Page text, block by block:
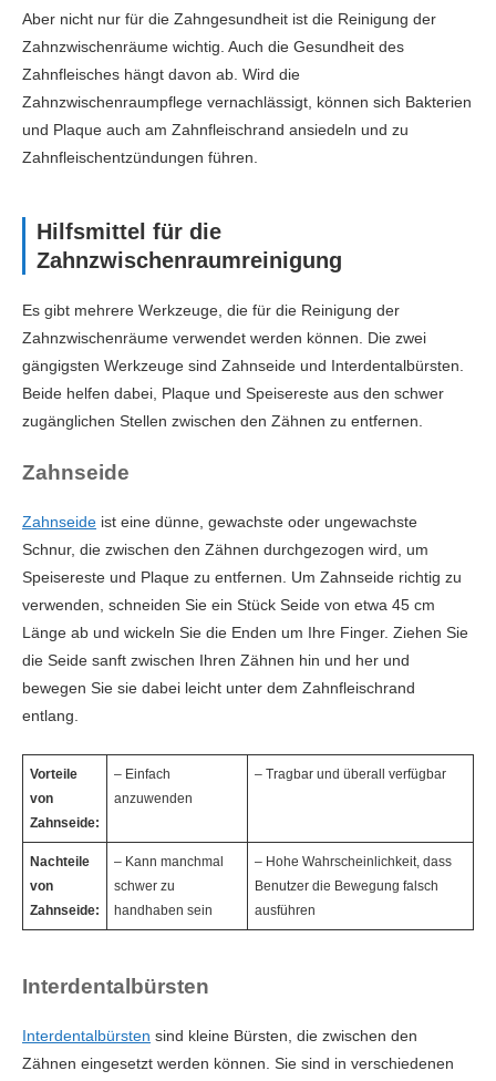
Aber nicht nur für die Zahngesundheit ist die Reinigung der
Zahnzwischenräume wichtig. Auch die Gesundheit des
Zahnfleisches hängt davon ab. Wird die
Zahnzwischenraumpflege vernachlässigt, können sich Bakterien
und Plaque auch am Zahnfleischrand ansiedeln und zu
Zahnfleischentzündungen führen.
Hilfsmittel für die
Zahnzwischenraumreinigung
Es gibt mehrere Werkzeuge, die für die Reinigung der
Zahnzwischenräume verwendet werden können. Die zwei
gängigsten Werkzeuge sind Zahnseide und Interdentalbürsten.
Beide helfen dabei, Plaque und Speisereste aus den schwer
zugänglichen Stellen zwischen den Zähnen zu entfernen.
Zahnseide
Zahnseide ist eine dünne, gewachste oder ungewachste
Schnur, die zwischen den Zähnen durchgezogen wird, um
Speisereste und Plaque zu entfernen. Um Zahnseide richtig zu
verwenden, schneiden Sie ein Stück Seide von etwa 45 cm
Länge ab und wickeln Sie die Enden um Ihre Finger. Ziehen Sie
die Seide sanft zwischen Ihren Zähnen hin und her und
bewegen Sie sie dabei leicht unter dem Zahnfleischrand
entlang.
Vorteile
von
Zahnseide:
– Einfach
anzuwenden
– Tragbar und überall verfügbar
Nachteile
von
Zahnseide:
– Kann manchmal
schwer zu
handhaben sein
– Hohe Wahrscheinlichkeit, dass
Benutzer die Bewegung falsch
ausführen
Interdentalbürsten
Interdentalbürsten sind kleine Bürsten, die zwischen den
Zähnen eingesetzt werden können. Sie sind in verschiedenen